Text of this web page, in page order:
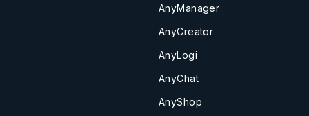
AnyManager
AnyCreator
AnyLogi
AnyChat
AnyShop